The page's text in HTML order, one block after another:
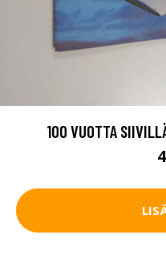
100 VUOTTA